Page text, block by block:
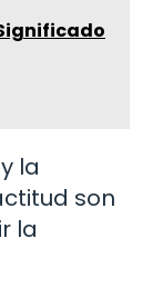
la
son
la